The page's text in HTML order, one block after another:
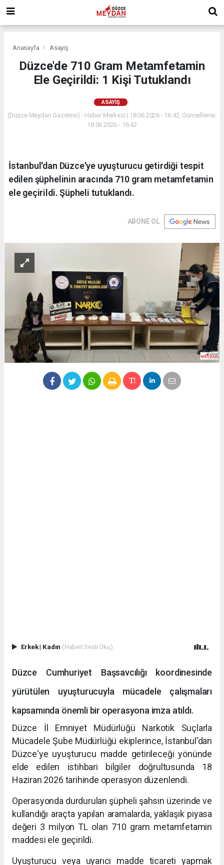
Anasayfa Asayiş
Düzce'de 710 Gram Metamfetamin
Ele Geçirildi: 1 Kişi Tutuklandı
ASAYIŞ
(Düzce Meydan Gazetesi) - Haber Merkezi | 18.06.2026 - 16:42, Güncelleme:
18.06.2026 - 16:42
İstanbul'dan Düzce'ye uyuşturucu getirdiği tespit
edilen şüphelinin aracında 710 gram metamfetamin
ele geçirildi. Şüpheli tutuklandı.
ABONE OL
Erkek| Kadın (Haberi Sesli Oku)
Düzce Cumhuriyet Başsavcılığı koordinesinde
yürütülen uyuşturucuyla mücadele çalışmaları
kapsamında önemli bir operasyona imza atıldı.
Düzce İl Emniyet Müdürlüğü Narkotik Suçlarla
Mücadele Şube Müdürlüğü ekiplerince, İstanbul'dan
Düzce'ye uyuşturucu madde getirileceği yönünde
elde edilen istihbari bilgiler doğrultusunda 18
Haziran 2026 tarihinde operasyon düzenlendi.
Operasyonda durdurulan şüpheli şahsın üzerinde ve
kullandığı araçta yapılan aramalarda, yaklaşık piyasa
değeri 3 milyon TL olan 710 gram metamfetamin
maddesi ele geçirildi.
Uyuşturucu veya uyarıcı madde ticareti yapmak